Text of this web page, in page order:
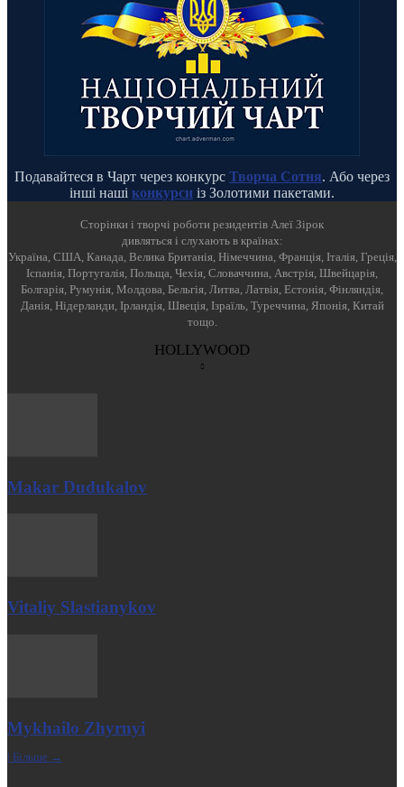
Подавайтеся в Чарт через конкурс Творча Сотня. Або через
інші наші конкурси із Золотими пакетами.
Cторінки і творчі роботи резидентів Алеї Зірок
дивляться і слухають в країнах:
Україна, США, Канада, Велика Британія, Німеччина, Франція, Італія, Греція,
Іспанія, Португалія, Польща, Чехія, Словаччина, Австрія, Швейцарія,
Болгарія, Румунія, Молдова, Бельгія, Литва, Латвія, Естонія, Фінляндія,
Данія, Нідерланди, Ірландія, Швеція, Ізраїль, Туреччина, Японія, Китай
тощо.
HOLLYWOOD
Makar Dudukalov
Vitaliy Slastianykov
Mykhailo Zhyrnyi
| Більше →